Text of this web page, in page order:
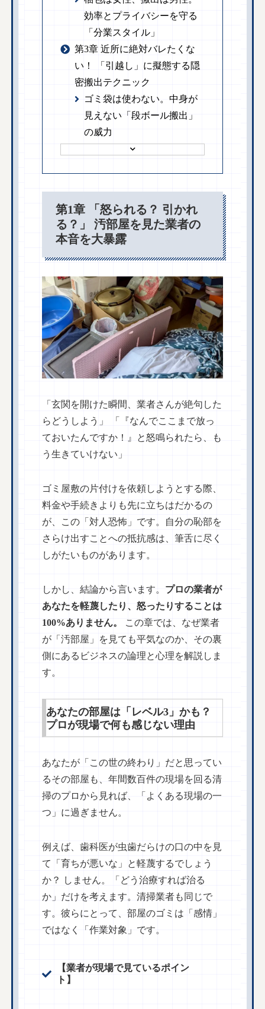
効率とプライバシーを守る
「分業スタイル」
第3章 近所に絶対バレたくな
い！ 「引越し」に擬態する隠
密搬出テクニック
ゴミ袋は使わない。中身が
見えない「段ボール搬出」
の威力
第1章 「怒られる？ 引かれ
る？」 汚部屋を見た業者の
本音を大暴露
「玄関を開けた瞬間、業者さんが絶句した
らどうしよう」 「『なんでここまで放っ
ておいたんですか！』と怒鳴られたら、も
う生きていけない」
ゴミ屋敷の片付けを依頼しようとする際、
料金や手続きよりも先に立ちはだかるの
が、この「対人恐怖」です。自分の恥部を
さらけ出すことへの抵抗感は、筆舌に尽く
しがたいものがあります。
しかし、結論から言います。 プロの業者が
あなたを軽蔑したり、怒ったりすることは
100%ありません。
この章では、なぜ業者
が「汚部屋」を見ても平気なのか、その裏
側にあるビジネスの論理と心理を解説しま
す。
あなたの部屋は「レベル3」かも？
プロが現場で何も感じない理由
あなたが「この世の終わり」だと思ってい
るその部屋も、年間数百件の現場を回る清
掃のプロから見れば、「よくある現場の一
つ」に過ぎません。
例えば、歯科医が虫歯だらけの口の中を見
て「育ちが悪いな」と軽蔑するでしょう
か？ しません。「どう治療すれば治る
か」だけを考えます。清掃業者も同じで
す。彼らにとって、部屋のゴミは「感情」
ではなく「作業対象」です。
【業者が現場で見ているポイン
ト】